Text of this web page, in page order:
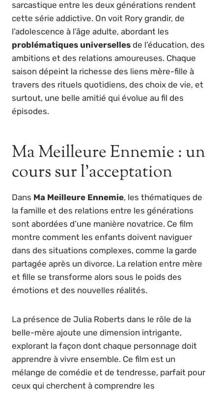
sarcastique entre les deux générations rendent
cette série addictive. On voit Rory grandir, de
l’adolescence à l’âge adulte, abordant les
problématiques universelles de l’éducation, des
ambitions et des relations amoureuses. Chaque
saison dépeint la richesse des liens mère-fille à
travers des rituels quotidiens, des choix de vie, et
surtout, une belle amitié qui évolue au fil des
épisodes.
Ma Meilleure Ennemie : un
cours sur l’acceptation
Dans Ma Meilleure Ennemie, les thématiques de
la famille et des relations entre les générations
sont abordées d’une manière novatrice. Ce film
montre comment les enfants doivent naviguer
dans des situations complexes, comme la garde
partagée après un divorce. La relation entre mère
et fille se transforme alors sous le poids des
émotions et des nouvelles réalités.
La présence de Julia Roberts dans le rôle de la
belle-mère ajoute une dimension intrigante,
explorant la façon dont chaque personnage doit
apprendre à vivre ensemble. Ce film est un
mélange de comédie et de tendresse, parfait pour
ceux qui cherchent à comprendre les